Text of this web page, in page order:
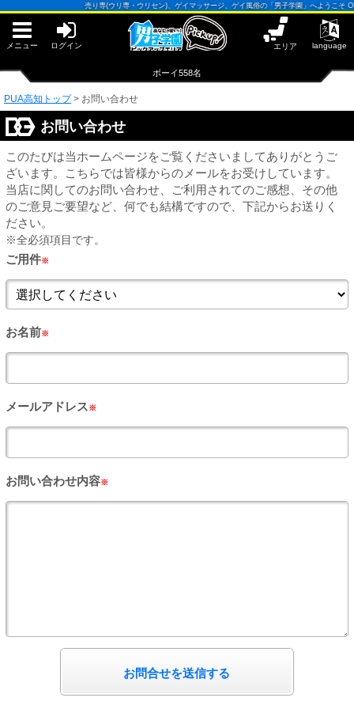
売り専(ウリ専・ウリセン)、ゲイマッサージ、ゲイ風俗の「男子学園」へようこそ
PUA高知
メニュー ログイン エリア language
ボーイ558名
サテライト大宮
PUA柏
PUA'赤羽
PUA'八重洲
PUA'池袋
PUA'新橋
PUA'羽田
PUA四日市
PUA津
×閉じる
PUA和歌山
PUA奈良
PUA加古川
PUA姫路
PUA鹿児島
PUA高知トップ> お問い合わせ
お問い合わせ
このたびは当ホームページをご覧くださいましてありがとうご
ざいます。こちらでは皆様からのメールをお受けしています。
当店に関してのお問い合わせ、ご利用されてのご感想、その他
のご意見ご要望など、何でも結構ですので、下記からお送りく
ださい。
※全必須項目です。
ご用件※
お名前※
メールアドレス※
お問い合わせ内容※
お問合せを送信する